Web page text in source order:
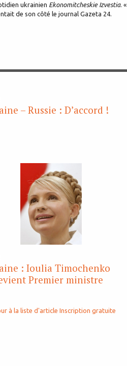
ukrainien Ekonomitcheskie Izvestia. «
de son côté le journal Gazeta 24.
– Russie : D’accord !
: Ioulia Timochenko
Premier ministre
à la liste d'article Inscription gratuite